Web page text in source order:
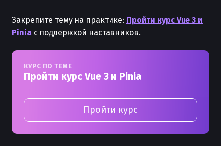
Закрепите тему на практике: Пройти курс Vue 3 и
Pinia с поддержкой наставников.
КУРС ПО ТЕМЕ
Пройти курс Vue 3 и Pinia
Пройти курс